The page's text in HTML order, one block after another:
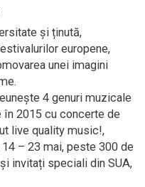
și ținută,
europene,
unei imagini
4 genuri muzicale
2015 cu concerte de
live quality music!,
– 23 mai, peste 300 de
invitați speciali din SUA,